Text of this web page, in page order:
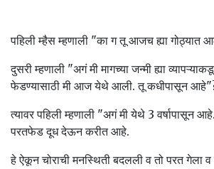
पहिली म्हैस म्हणाली "का ग तू आजच ह्या गोठ्यात
दुसरी म्हणाली "अगं मी मागच्या जन्मी ह्या
फेडण्यासाठी मी आज येथे आली. तू कधीपासून
त्यावर पहिली म्हणाली "अगं मी येथे 3 वर्षापासून
परतफेड दूध देऊन करीत आहे.
हे ऐकून चोराची मनस्थिती बदलली व तो परत गेला व